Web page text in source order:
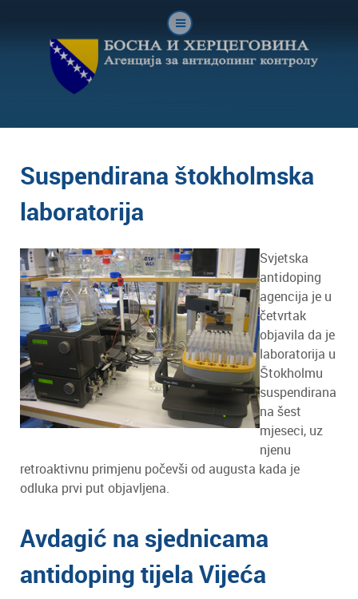
Suspendirana štokholmska
laboratorija
Svjetska
antidoping
agencija je u
četvrtak
objavila da je
laboratorija u
Štokholmu
suspendirana
na šest
mjeseci, uz
njenu
retroaktivnu primjenu počevši od augusta kada je
odluka prvi put objavljena.
Avdagić na sjednicama
antidoping tijela Vijeća